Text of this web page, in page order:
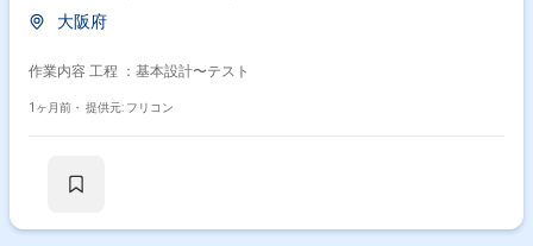
大阪府
作業内容 工程 ：基本設計〜テスト
1ヶ月前・ 提供元: フリコン